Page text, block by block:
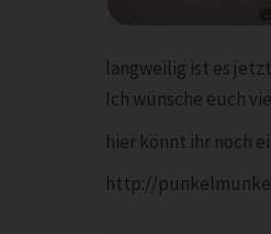
langweilig ist es
Ich wünsche euch
hier könnt ihr noch
http://